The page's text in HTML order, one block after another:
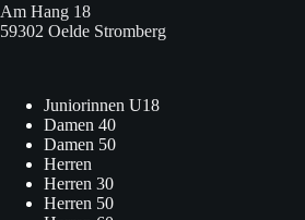
Am Hang 18
59302 Oelde Stromberg
Juniorinnen U18
Damen 40
Damen 50
Herren
Herren 30
Herren 50